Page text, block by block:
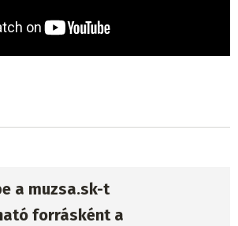
a muzsa.sk-t
forrásként a